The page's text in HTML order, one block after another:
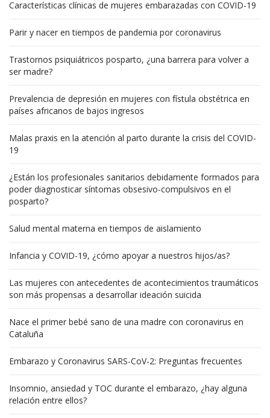
Características clínicas de mujeres embarazadas con COVID-19
Parir y nacer en tiempos de pandemia por coronavirus
Trastornos psiquiátricos posparto, ¿una barrera para volver a
ser madre?
Prevalencia de depresión en mujeres con fístula obstétrica en
países africanos de bajos ingresos
Malas praxis en la atención al parto durante la crisis del COVID-
19
¿Están los profesionales sanitarios debidamente formados para
poder diagnosticar síntomas obsesivo-compulsivos en el
posparto?
Salud mental materna en tiempos de aislamiento
Infancia y COVID-19, ¿cómo apoyar a nuestros hijos/as?
Las mujeres con antecedentes de acontecimientos traumáticos
son más propensas a desarrollar ideación suicida
Nace el primer bebé sano de una madre con coronavirus en
Cataluña
Embarazo y Coronavirus SARS-CoV-2: Preguntas frecuentes
Insomnio, ansiedad y TOC durante el embarazo, ¿hay alguna
relación entre ellos?